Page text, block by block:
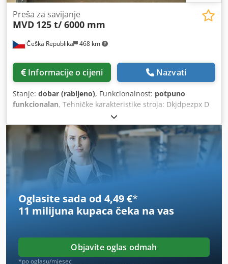
Češka Republika 468 km
Preša za savijanje
MVD 125 t/ 6000 mm
Informacije o cijeni Nazvati
Stanje: dobar (rabljeno), Funkcionalnost: potpuno
funkcionalan, Tehničke karakteristike stroja: Dkjdpezpx D
Rjfx Aifor Nazivna sila oblikovanja: 125 t Duljina stola: 6000
mm Prostor između okvira: 4950 mm Isten stola: 320 mm
Opis: Stroj je u dobrom tehničkom stanju, uz prethodni
dogovor moguć je probni rad. Delem DA 41. Više tehničkih
detalja – pogledajte zadnju fotografiju.
Oglasite sada od 4,49 €*
11 milijuna kupaca čeka na vas
Objavite oglas odmah
*po oglasu/mjesec